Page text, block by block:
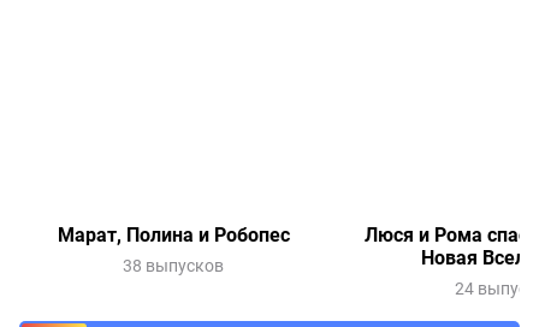
Марат, Полина и Робопес
38 выпусков
Люся и Рома
Новая
24